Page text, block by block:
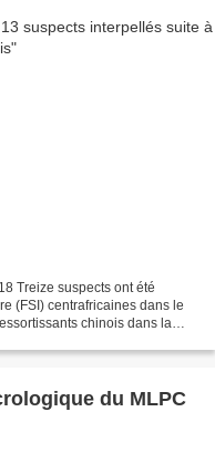
Treize suspects ont été
(FSI) centrafricaines dans le
chinois dans la
du MLPC